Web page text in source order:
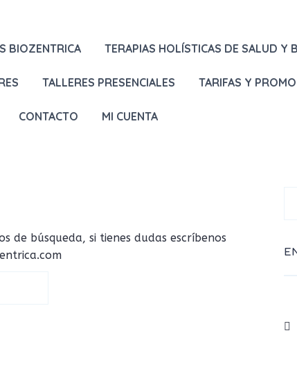
BIOZENTRICA TERAPIAS HOLÍSTICAS DE SALUD Y
TALLERES PRESENCIALES TARIFAS Y
CONTACTO MI CUENTA
de búsqueda, si tienes dudas escríbenos